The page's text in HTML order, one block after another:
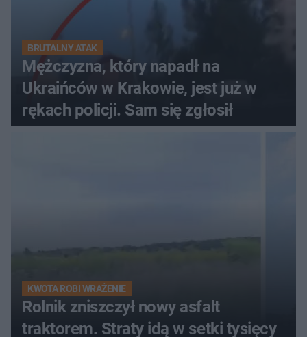
BRUTALNY ATAK
Mężczyzna, który napadł na
Ukraińców w Krakowie, jest już w
rękach policji. Sam się zgłosił
KWOTA ROBI WRAŻENIE
Rolnik zniszczył nowy asfalt
traktorem. Straty idą w setki tysięcy